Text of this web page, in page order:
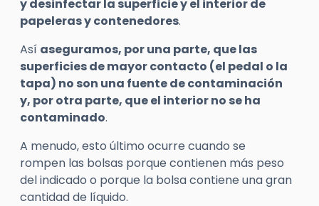
y desinfectar la superficie y el interior de
papeleras y contenedores.
Así aseguramos, por una parte, que las
superficies de mayor contacto (el pedal o la
tapa) no son una fuente de contaminación
y, por otra parte, que el interior no se ha
contaminado.
A menudo, esto último ocurre cuando se
rompen las bolsas porque contienen más peso
del indicado o porque la bolsa contiene una gran
cantidad de líquido.